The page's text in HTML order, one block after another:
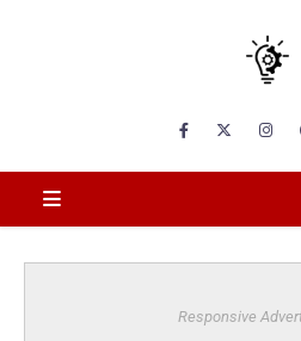
Responsive